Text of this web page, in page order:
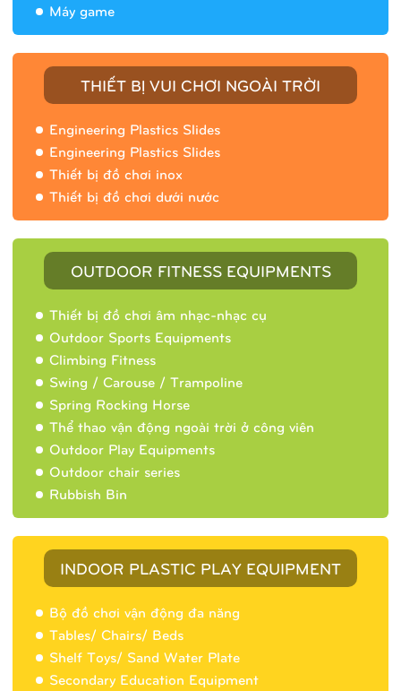
Máy game
THIẾT BỊ VUI CHƠI NGOÀI TRỜI
Engineering Plastics Slides
Engineering Plastics Slides
Thiết bị đồ chơi inox
Thiết bị đồ chơi dưới nước
OUTDOOR FITNESS EQUIPMENTS
Thiết bị đồ chơi âm nhạc-nhạc cụ
Outdoor Sports Equipments
Climbing Fitness
Swing / Carouse / Trampoline
Spring Rocking Horse
Thể thao vận động ngoài trời ở công viên
Outdoor Play Equipments
Outdoor chair series
Rubbish Bin
INDOOR PLASTIC PLAY EQUIPMENT
Bộ đồ chơi vận động đa năng
Tables/ Chairs/ Beds
Shelf Toys/ Sand Water Plate
Secondary Education Equipment
(Tiếng Việt) Nhà banh 9H5404